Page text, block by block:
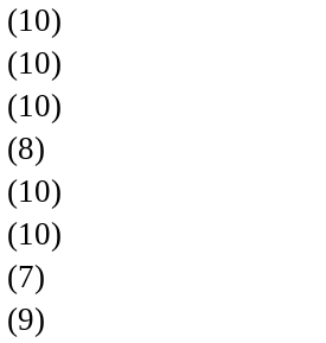
(10)
(10)
(10)
(8)
(10)
(10)
(7)
(9)